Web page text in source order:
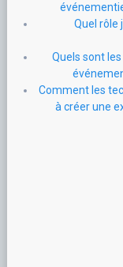
Quel rôle
Quels sont
Comment les
à créer une